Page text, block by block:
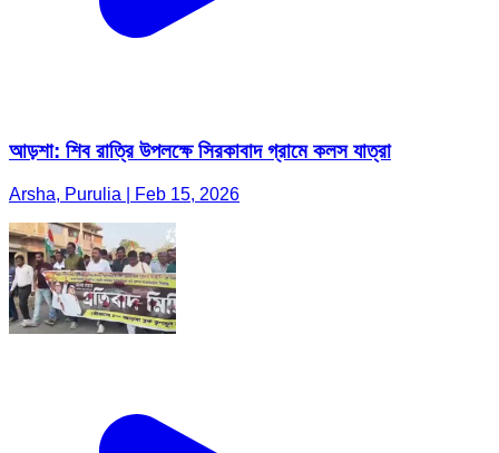
আড়শা: শিব রাত্রি উপলক্ষে সিরকাবাদ গ্রামে কলস যাত্রা
Arsha, Purulia | Feb 15, 2026